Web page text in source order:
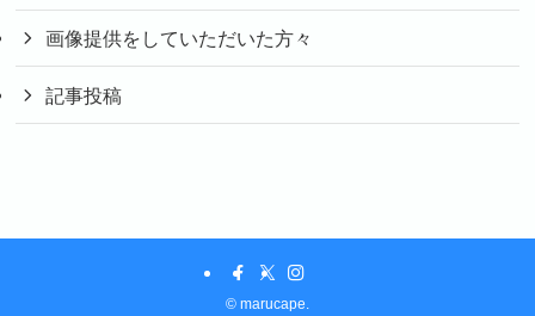
画像提供をしていただいた方々
記事投稿
© marucape.